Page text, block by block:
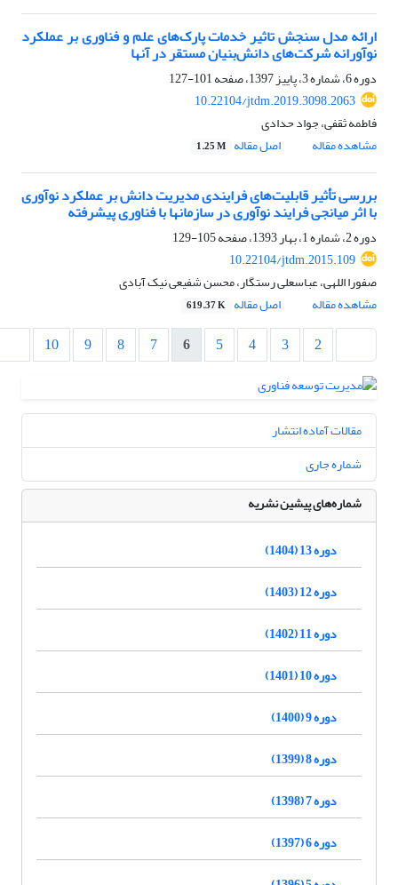
ارائه مدل سنجش تاثیر خدمات پارک‌های علم و فناوری بر عملکرد
نوآورانه شرکت‌های دانش‌بنیان مستقر در آنها
دوره 6، شماره 3، پاییز 1397، صفحه
101-127
10.22104/jtdm.2019.3098.2063
فاطمه ثقفی، جواد حدادی
مشاهده مقاله
اصل مقاله 1.25 M
بررسی تأثیر قابلیت‌های فرایندی مدیریت دانش بر عملکرد نوآوری
با اثر میانجی فرایند نوآوری در سازمانها با فناوری پیشرفته
دوره 2، شماره 1، بهار 1393، صفحه
105-129
10.22104/jtdm.2015.109
صفورا اللهی، عباسعلی رستگار، محسن شفیعی نیک آبادی
مشاهده مقاله
اصل مقاله 619.37 K
2
3
4
5
6
7
8
9
10
مقالات آماده انتشار
شماره جاری
شماره‌های پیشین نشریه
دوره 13 (1404)
دوره 12 (1403)
دوره 11 (1402)
دوره 10 (1401)
دوره 9 (1400)
دوره 8 (1399)
دوره 7 (1398)
دوره 6 (1397)